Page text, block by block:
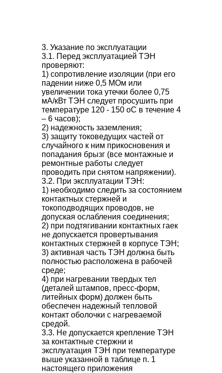
3. Указание по эксплуатации
3.1. Перед эксплуатацией ТЭН
проверяют:
1) сопротивление изоляции (при его
падении ниже 0,5 МОм или
увеличении тока утечки более 0,75
мА/кВт ТЭН следует просушить при
температуре 120 - 150 оС в течение 4
– 6 часов);
2) надежность заземления;
3) защиту токоведущих частей от
случайного к ним прикосновения и
попадания брызг (все монтажные и
ремонтные работы следует
проводить при снятом напряжении).
3.2. При эксплуатации ТЭН:
1) необходимо следить за состоянием
контактных стержней и
токоподводящих проводов, не
допуская ослабления соединения;
2) при подтягивании контактных гаек
не допускается провертывания
контактных стержней в корпусе ТЭН;
3) активная часть ТЭН должна быть
полностью расположена в рабочей
среде;
4) при нагревании твердых тел
(деталей штампов, пресс-форм,
литейных форм) должен быть
обеспечен надежный тепловой
контакт оболочки с нагреваемой
средой.
3.3. Не допускается крепление ТЭН
за контактные стержни и
эксплуатация ТЭН при температуре
выше указанной в таблице п. 1
настоящего приложения